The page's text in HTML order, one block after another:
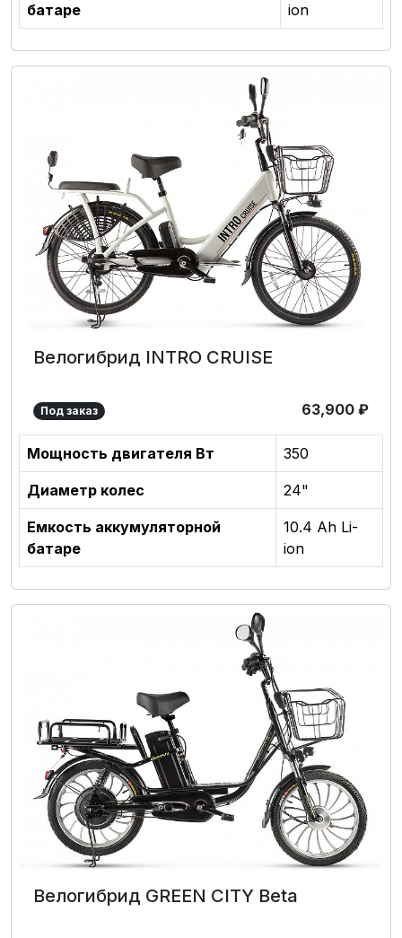
батаре
ion
Велогибрид INTRO CRUISE
Под заказ 63,900 ₽
Мощность двигателя Вт 350
Диаметр колес 24"
Емкость аккумуляторной
батаре
10.4 Ah Li-
ion
Велогибрид GREEN CITY Beta